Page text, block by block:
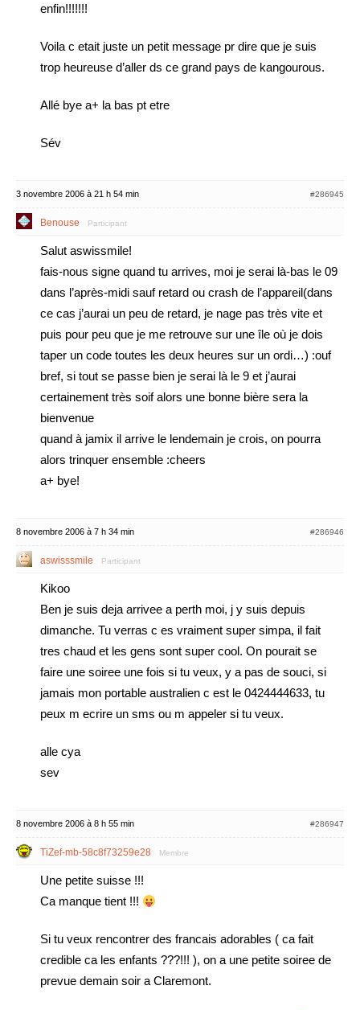
enfin!!!!!!!
Voila c etait juste un petit message pr dire que je suis
trop heureuse d’aller ds ce grand pays de kangourous.
Allé bye a+ la bas pt etre
Sév
3 novembre 2006 à 21 h 54 min #286945
Benouse Participant
Salut aswissmile!
fais-nous signe quand tu arrives, moi je serai là-bas le 09
dans l’après-midi sauf retard ou crash de l’appareil(dans
ce cas j’aurai un peu de retard, je nage pas très vite et
puis pour peu que je me retrouve sur une île où je dois
taper un code toutes les deux heures sur un ordi…) :ouf
bref, si tout se passe bien je serai là le 9 et j’aurai
certainement très soif alors une bonne bière sera la
bienvenue
quand à jamix il arrive le lendemain je crois, on pourra
alors trinquer ensemble :cheers
a+ bye!
8 novembre 2006 à 7 h 34 min #286946
aswisssmile Participant
Kikoo
Ben je suis deja arrivee a perth moi, j y suis depuis
dimanche. Tu verras c es vraiment super simpa, il fait
tres chaud et les gens sont super cool. On pourait se
faire une soiree une fois si tu veux, y a pas de souci, si
jamais mon portable australien c est le 0424444633, tu
peux m ecrire un sms ou m appeler si tu veux.
alle cya
sev
8 novembre 2006 à 8 h 55 min #286947
TiZef-mb-58c8f73259e28 Membre
Une petite suisse !!!
Ca manque tient !!!
Si tu veux rencontrer des francais adorables ( ca fait
credible ca les enfants ???!!! ), on a une petite soiree de
prevue demain soir a Claremont.